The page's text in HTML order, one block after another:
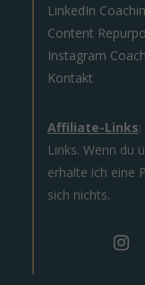
LinkedIn
Content
Instagram
Kontakt
Affiliate-Links
Links. Wenn du
erhalte ich eine
sich nichts.